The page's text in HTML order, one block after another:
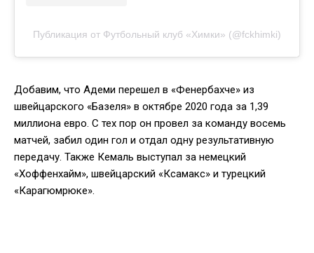
Публикация от Футбольный клуб «Химки» (@fckhimki)
Добавим, что Адеми перешел в «Фенербахче» из
швейцарского «Базеля» в октябре 2020 года за 1,39
миллиона евро. С тех пор он провел за команду восемь
матчей, забил один гол и отдал одну результативную
передачу. Также Кемаль выступал за немецкий
«Хоффенхайм», швейцарский «Ксамакс» и турецкий
«Карагюмрюке».